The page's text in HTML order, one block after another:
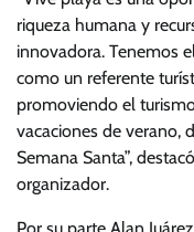
riqueza humana y
innovadora. Tenemos
como un referente
promoviendo el
vacaciones de verano,
Semana Santa”,
organizador.